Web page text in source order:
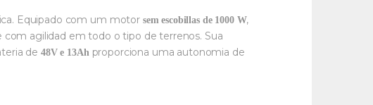
Equipado com um motor sem escobillas de 1000 W,
agilidad em todo o tipo de terrenos. Sua
de48V e 13Ahproporciona uma autonomia de